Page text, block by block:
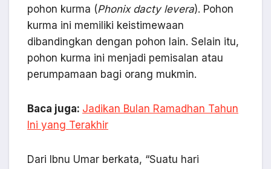
pohon kurma (Phonix dacty levera). Pohon
kurma ini memiliki keistimewaan
dibandingkan dengan pohon lain. Selain itu,
pohon kurma ini menjadi pemisalan atau
perumpamaan bagi orang mukmin.
Baca juga: Jadikan Bulan Ramadhan Tahun
Ini yang Terakhir
Dari Ibnu Umar berkata, “Suatu hari